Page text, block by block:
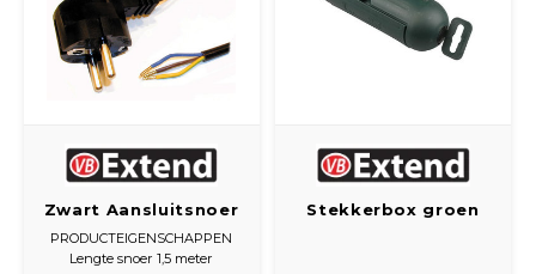
Zwart Aansluitsnoer
+ RA 3x1.5mm 1.5
meter 53345
PRODUCTEIGENSCHAPPEN
Lengte snoer 1,5 meter
Stekkerbox groen